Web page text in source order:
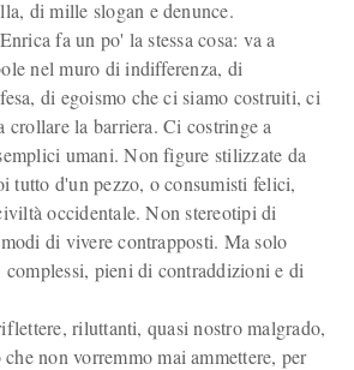
di mille slogan e denunce.
fa un po' la stessa cosa: va a
nel muro di indifferenza, di
di egoismo che ci siamo costruiti, ci
crollare la barriera. Ci costringe a
umani. Non figure stilizzate da
tutto d'un pezzo, o consumisti felici,
occidentale. Non stereotipi di
di vivere contrapposti. Ma solo
pieni di contraddizioni e di
riluttanti, quasi nostro malgrado,
non vorremmo mai ammettere, per